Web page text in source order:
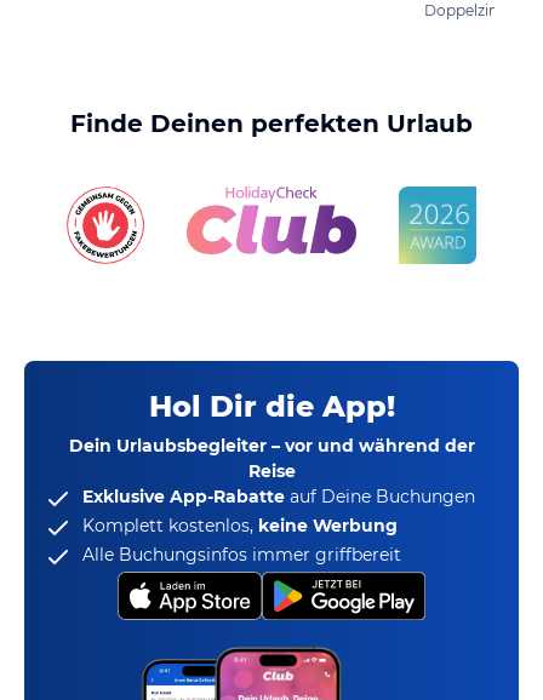
Doppelzimmer
Finde Deinen perfekten Urlaub
Hol Dir die App!
Dein Urlaubsbegleiter – vor und während der
Reise
Exklusive App-Rabatte auf Deine Buchungen
Komplett kostenlos, keine Werbung
Alle Buchungsinfos immer griffbereit